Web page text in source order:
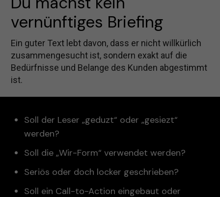
vernünftiges Briefing
Ein guter Text lebt davon, dass er nicht willkürlich
zusammengesucht ist, sondern exakt auf die
Bedürfnisse und Belange des Kunden abgestimmt
ist.
Soll der Leser „geduzt“ oder „gesiezt“
werden?
Soll die „Wir-Form“ verwendet werden?
Seriös oder doch locker geschrieben?
Soll ein Call-to-Action eingebaut oder